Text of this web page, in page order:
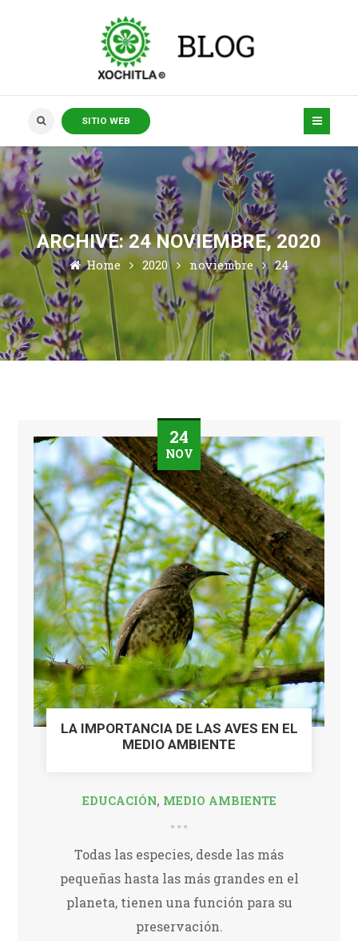
SITIO WEB
ARCHIVE: 24 NOVIEMBRE, 2020
Home 2020 noviembre 24
24
NOV
LA IMPORTANCIA DE LAS AVES EN EL
MEDIO AMBIENTE
EDUCACIÓN, MEDIO AMBIENTE
Todas las especies, desde las más
pequeñas hasta las más grandes en el
planeta, tienen una función para su
preservación.